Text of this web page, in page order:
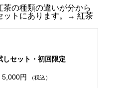
茶の種類の違いが分から
ットにあります。→ 紅茶
しセット・初回限定
元
の
5,000円 現
在
（税込）